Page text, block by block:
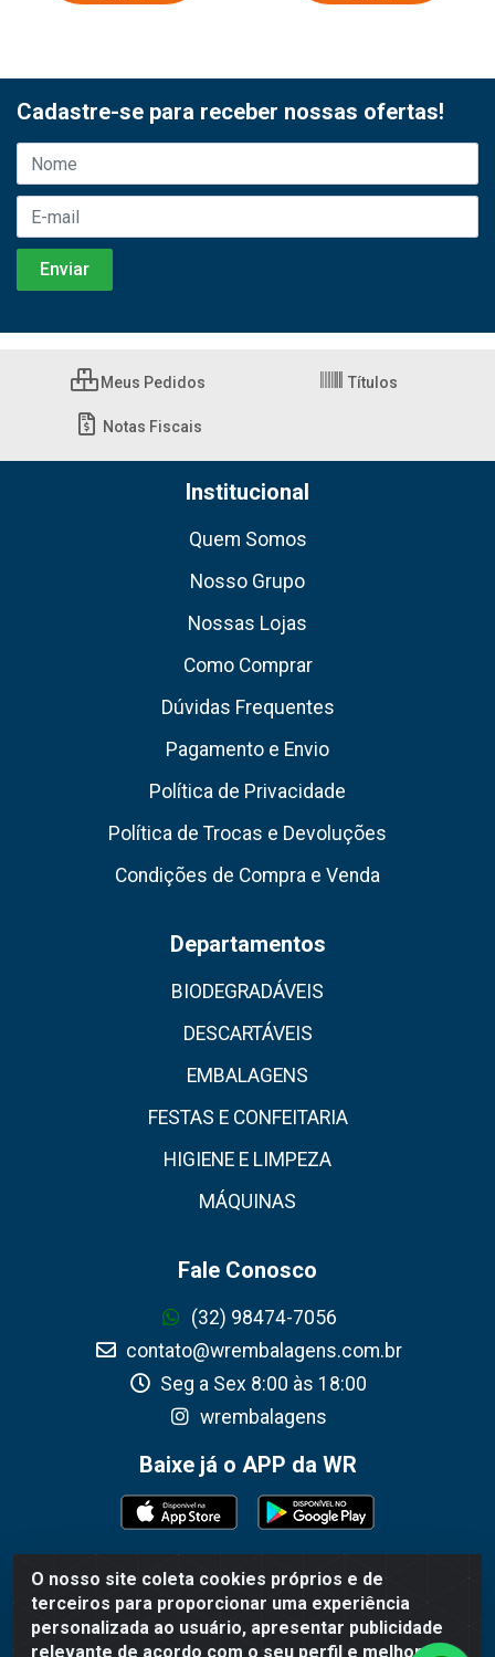
O nosso site coleta cookies próprios e de
terceiros para proporcionar uma experiência
personalizada ao usuário, apresentar publicidade
relevante de acordo com o seu perfil e melhorar a
Cadastre-se para receber nossas ofertas!
Meus Pedidos Títulos
Notas Fiscais
Institucional
Quem Somos
Nosso Grupo
Nossas Lojas
Como Comprar
Dúvidas Frequentes
Pagamento e Envio
Política de Privacidade
Política de Trocas e Devoluções
Condições de Compra e Venda
Departamentos
BIODEGRADÁVEIS
DESCARTÁVEIS
EMBALAGENS
FESTAS E CONFEITARIA
HIGIENE E LIMPEZA
MÁQUINAS
Fale Conosco
(32) 98474-7056
contato@wrembalagens.com.br
Seg a Sex 8:00 às 18:00
wrembalagens
Baixe já o APP da WR
WR Embalagens - R. Cel. Teodoro Gomes de Araújo, 1360 -
Grogotó - Barbacena / MG - CEP 36202-628 - CNPJ
02.692.206/0001-55